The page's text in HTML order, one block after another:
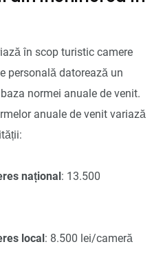
în scop turistic camere
personală datorează un
normei anuale de venit.
anuale de venit variază
național: 13.500
local: 8.500 lei/cameră